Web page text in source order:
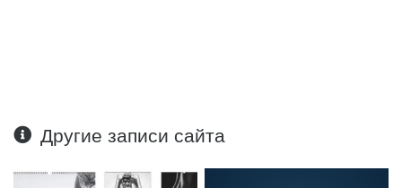
Другие записи сайта